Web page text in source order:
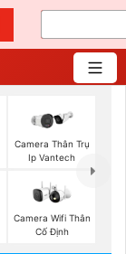
Camera Thân Trụ
Ip Vantech
Camera Wifi Thân
Cố Định